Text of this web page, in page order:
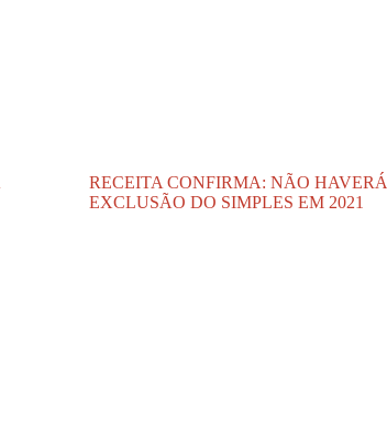
RECEITA CONFIRMA: NÃO HAVERÁ
EXCLUSÃO DO SIMPLES EM 2021